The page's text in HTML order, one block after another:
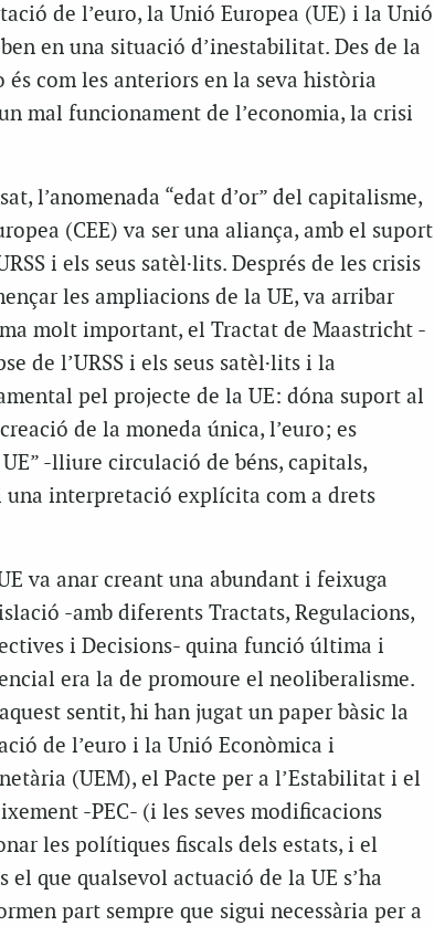
de l’euro, la Unió Europea (UE) i la Unió
en una situació d’inestabilitat. Des de la
com les anteriors en la seva història
mal funcionament de l’economia, la crisi
l’anomenada “edat d’or” del capitalisme,
(CEE) va ser una aliança, amb el suport
i els seus satèl·lits. Després de les crisis
les ampliacions de la UE, va arribar
molt important, el Tractat de Maastricht -
de l’URSS i els seus satèl·lits i la
pel projecte de la UE: dóna suport al
de la moneda única, l’euro; es
-lliure circulació de béns, capitals,
interpretació explícita com a drets
va anar creant una abundant i feixuga
-amb diferents Tractats, Regulacions,
i Decisions- quina funció última i
era la de promoure el neoliberalisme.
sentit, hi han jugat un paper bàsic la
de l’euro i la Unió Econòmica i
(UEM), el Pacte per a l’Estabilitat i el
-PEC- (i les seves modificacions
les polítiques fiscals dels estats, i el
que qualsevol actuació de la UE s’ha
part sempre que sigui necessària per a